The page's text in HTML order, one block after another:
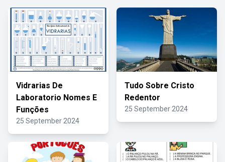
Vidrarias De
Laboratorio Nomes E
Funções
25 September 2024
Tudo Sobre Cristo
Redentor
25 September 2024